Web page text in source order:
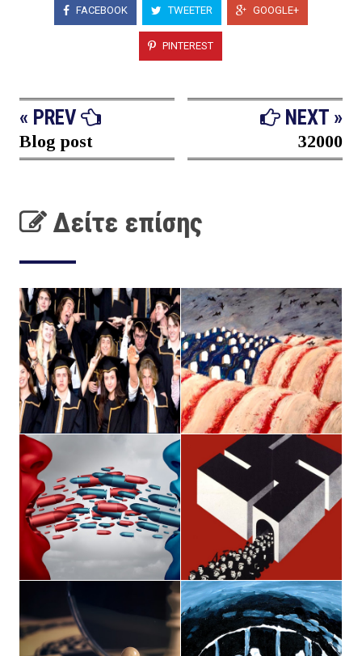
FACEBOOK TWEETER GOOGLE+
PINTEREST
« PREV
Blog post
NEXT »
32000
Δείτε επίσης